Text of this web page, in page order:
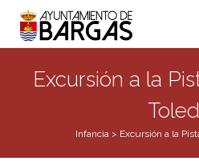
Excursión a la
Infancia> Excursión a la